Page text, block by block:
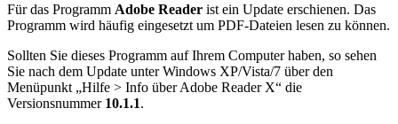
Für das Programm Adobe Reader ist ein Update erschienen. Das
Programm wird häufig eingesetzt um PDF-Dateien lesen zu können.
Sollten Sie dieses Programm auf Ihrem Computer haben, so sehen
Sie nach dem Update unter Windows XP/Vista/7 über den
Menüpunkt „Hilfe > Info über Adobe Reader X“ die
Versionsnummer 10.1.1.